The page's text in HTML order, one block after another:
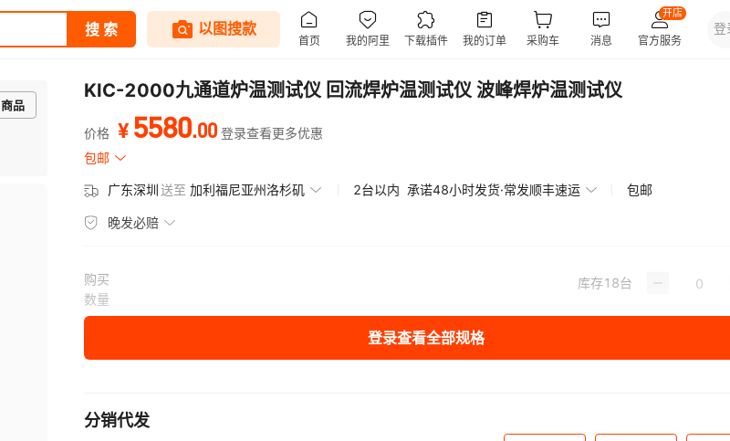
商品
KIC-2000九通道炉温测试仪 回流焊炉温测试仪 波峰焊炉温测试仪
价格 ¥ 5580.00 登录查看更多优惠
包邮
广东深圳送至 加利福尼亚州洛杉矶 2台以内 承诺48小时发货·常发顺丰速运 包邮
晚发必赔
购买
数量
库存18台
登录查看全部规格
分销代发